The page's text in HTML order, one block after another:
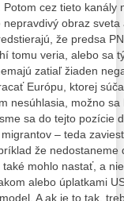
cez tieto kanály
obraz
že predsa
tomu veria, alebo sa
zatiaľ žiaden
Európu, ktorej
nesúhlasia, možno
sa do tejto pozície
– teda
že nedostaneme
mohlo nastať, a
alebo úplatkami
A ak je to tak,